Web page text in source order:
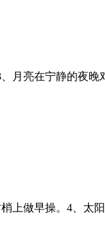
月亮在宁静的夜晚
上做早操。4、太